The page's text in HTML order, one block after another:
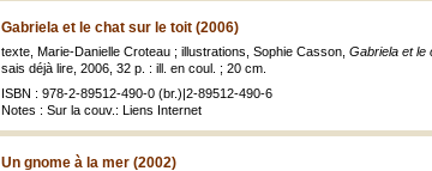
Gabriela et le chat sur le toit (2006)
texte, Marie-Danielle Croteau ; illustrations, Sophie Casson, Gabriela et le
sais déjà lire, 2006, 32 p. : ill. en coul. ; 20 cm.
ISBN : 978-2-89512-490-0 (br.)|2-89512-490-6
Notes : Sur la couv.: Liens Internet
Un gnome à la mer (2002)